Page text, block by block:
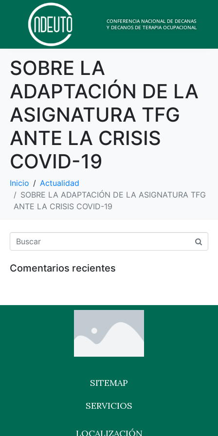
CONFERENCIA NACIONAL DE DECANAS
Y DECANOS DE TERAPIA OCUPACIONAL
SOBRE LA
ADAPTACIÓN DE LA
ASIGNATURA TFG
ANTE LA CRISIS
COVID-19
Inicio
Actualidad
SOBRE LA ADAPTACIÓN DE LA ASIGNATURA TFG
ANTE LA CRISIS COVID-19
Comentarios recientes
SITEMAP
SERVICIOS
LOCALIZACIÓN